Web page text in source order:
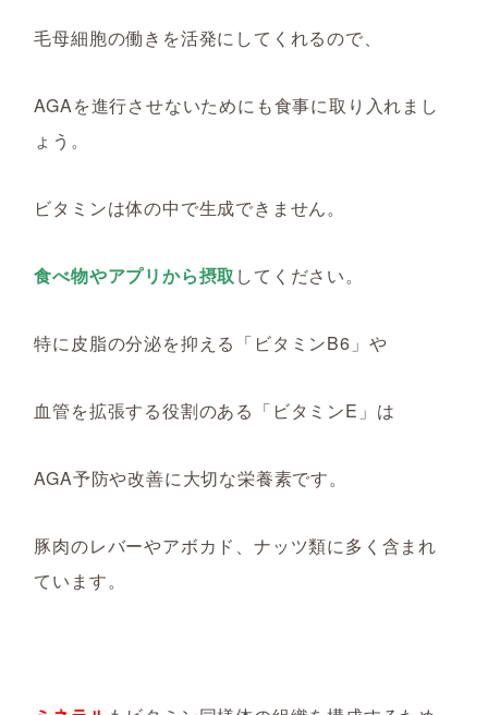
毛母細胞の働きを活発にしてくれるので、
AGAを進行させないためにも食事に取り入れまし
ょう。
ビタミンは体の中で生成できません。
食べ物やアプリから摂取 してください。
特に皮脂の分泌を抑える「ビタミンB6」や
血管を拡張する役割のある「ビタミンE」は
AGA予防や改善に大切な栄養素です。
豚肉のレバーやアボカド、ナッツ類に多く含まれ
ています。